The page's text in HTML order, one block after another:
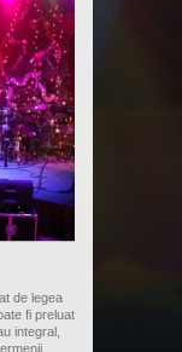
de legea
fi preluat
integral,